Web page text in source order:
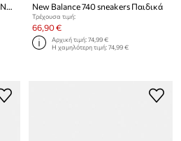
New Balance 740 sneakers Παιδικά
Τρέχουσα τιμή:
66,90 €
Αρχική τιμή:74,99 €
Η χαμηλότερη τιμή:74,99 €